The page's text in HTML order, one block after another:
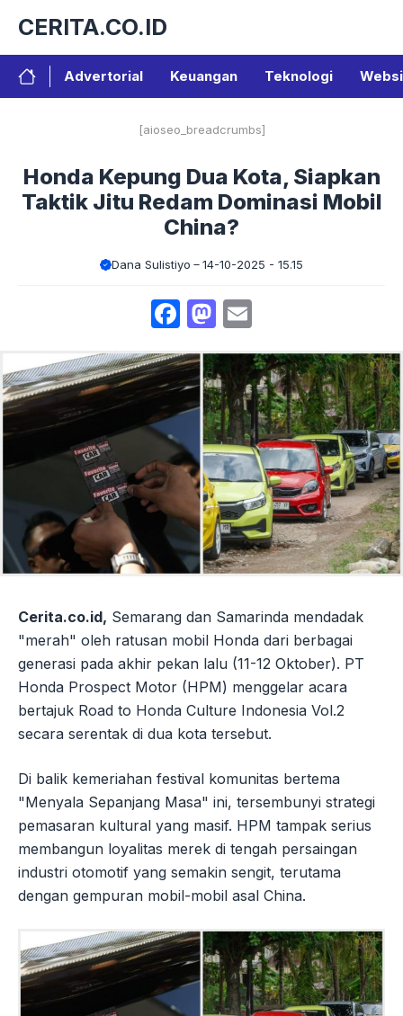
isi
CERITA.CO.ID
Advertorial Keuangan Teknologi
[aioseo_breadcrumbs]
Honda Kepung Dua Kota, Siapkan
Taktik Jitu Redam Dominasi Mobil
China?
Dana Sulistiyo 14-10-2025 - 15.15
Facebook
Mastodon
Cerita.co.id, Semarang dan Samarinda mendadak
"merah" oleh ratusan mobil Honda dari berbagai
generasi pada akhir pekan lalu (11-12 Oktober). PT
Honda Prospect Motor (HPM) menggelar acara
bertajuk Road to Honda Culture Indonesia Vol.2
secara serentak di dua kota tersebut.
Di balik kemeriahan festival komunitas bertema
"Menyala Sepanjang Masa" ini, tersembunyi strategi
pemasaran kultural yang masif. HPM tampak serius
membangun loyalitas merek di tengah persaingan
industri otomotif yang semakin sengit, terutama
dengan gempuran mobil-mobil asal China.